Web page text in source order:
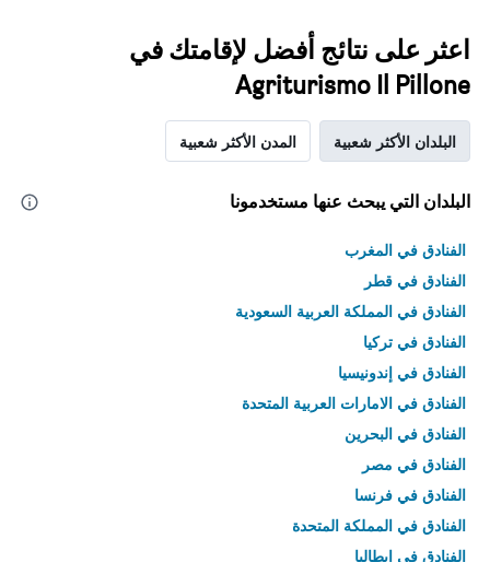
اعثر على نتائج أفضل لإقامتك في
Agriturismo Il Pillone
البلدان الأكثر شعبية المدن الأكثر شعبية
البلدان التي يبحث عنها مستخدمونا
الفنادق في المغرب
الفنادق في قطر
الفنادق في المملكة العربية السعودية
الفنادق في تركيا
الفنادق في إندونيسيا
الفنادق في الامارات العربية المتحدة
الفنادق في البحرين
الفنادق في مصر
الفنادق في فرنسا
الفنادق في المملكة المتحدة
الفنادق في إيطاليا